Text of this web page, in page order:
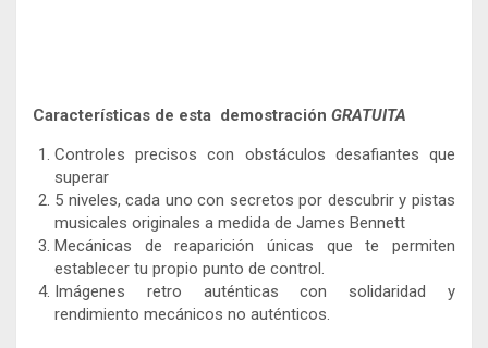
Características de esta demostración GRATUITA
Controles precisos con obstáculos desafiantes que
superar
5 niveles, cada uno con secretos por descubrir y pistas
musicales originales a medida de James Bennett
Mecánicas de reaparición únicas que te permiten
establecer tu propio punto de control.
Imágenes retro auténticas con solidaridad y
rendimiento mecánicos no auténticos.